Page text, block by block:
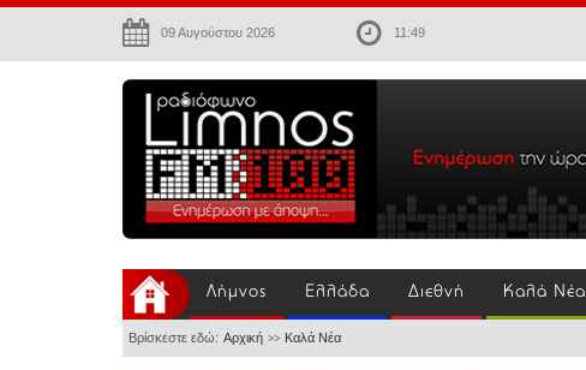
09 Αυγούστου 2026 11:49
Λήμνος Ελλάδα Διεθνή Καλά Νέα
Βρίσκεστε εδώ: Αρχική >> Καλά Νέα